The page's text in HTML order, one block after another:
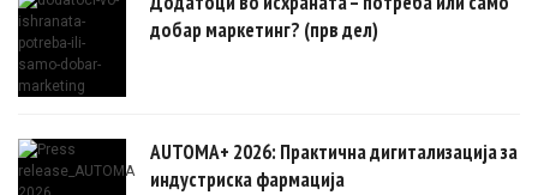
добар маркетинг? (прв дел)
AUTOMA+ 2026: Практична дигитализација за
индустриска фармација